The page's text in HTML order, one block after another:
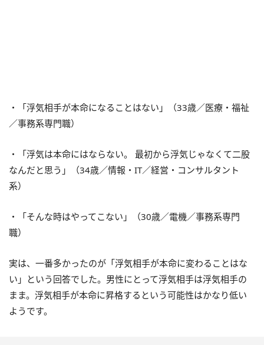
・「浮気相手が本命になることはない」（33歳／医療・福祉
／事務系専門職）
・「浮気は本命にはならない。 最初から浮気じゃなくて二股
なんだと思う」（34歳／情報・IT／経営・コンサルタント
系）
・「そんな時はやってこない」（30歳／電機／事務系専門
職）
実は、一番多かったのが「浮気相手が本命に変わることはな
い」という回答でした。男性にとって浮気相手は浮気相手の
まま。浮気相手が本命に昇格するという可能性はかなり低い
ようです。